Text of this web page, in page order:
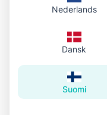
klikkauksella
Huomautus
Nederlands
Dansk
Suomi